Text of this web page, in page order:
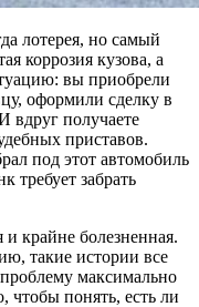
лотерея, но самый
коррозия кузова, а
вы приобрели
оформили сделку в
вдруг получаете
приставов.
под этот автомобиль
требует забрать
крайне болезненная.
такие истории все
максимально
чтобы понять, есть ли